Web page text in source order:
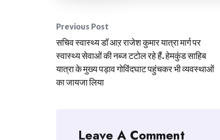
Post
navigation
Previous Post
सचिव स्वास्थ्य डॉ आऱ राजेश कुमार यात्रा मार्ग पर
स्वास्थ्य सेवाओं की नब्ज टटोल रहे हैं. हेमकुंड साहिब
यात्रा के मुख्य पड़ाव गोविंदघाट पहुंचकर भी व्यवस्थाओं
का जायजा लिया
Leave A Comment